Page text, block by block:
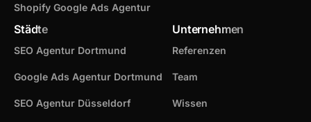
Shopify Google Ads Agentur
Städte
SEO Agentur Dortmund
Google Ads Agentur Dortmund
SEO Agentur Düsseldorf
Unternehmen
Referenzen
Team
Wissen